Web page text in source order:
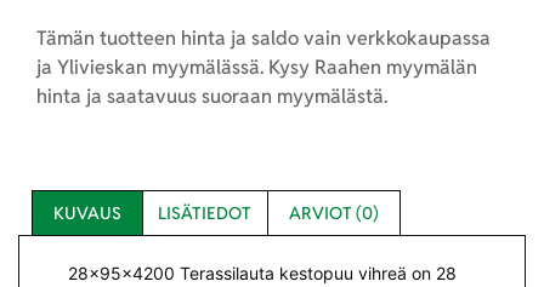
Tämän tuotteen hinta ja saldo vain verkkokaupassa
ja Ylivieskan myymälässä. Kysy Raahen myymälän
hinta ja saatavuus suoraan myymälästä.
KUVAUS LISÄTIEDOT ARVIOT (0)
28x95x4200 Terassilauta kestopuu vihreä on 28